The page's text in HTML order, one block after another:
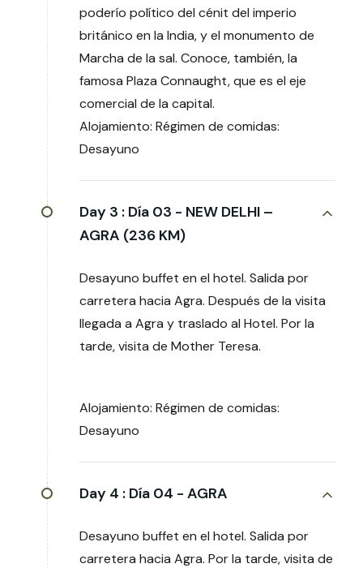
poderío político del cénit del imperio
británico en la India, y el monumento de
Marcha de la sal. Conoce, también, la
famosa Plaza Connaught, que es el eje
comercial de la capital.
Alojamiento: Régimen de comidas:
Desayuno
Day 3 : Día 03 - NEW DELHI –
AGRA (236 KM)
Desayuno buffet en el hotel. Salida por
carretera hacia Agra. Después de la visita
llegada a Agra y traslado al Hotel. Por la
tarde, visita de Mother Teresa.
Alojamiento: Régimen de comidas:
Desayuno
Day 4 : Día 04 - AGRA
Desayuno buffet en el hotel. Salida por
carretera hacia Agra. Por la tarde, visita de